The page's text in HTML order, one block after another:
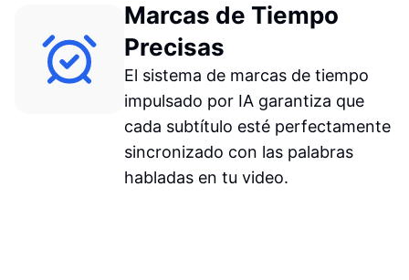
Marcas de Tiempo
Precisas
El sistema de marcas de tiempo
impulsado por IA garantiza que
cada subtítulo esté perfectamente
sincronizado con las palabras
habladas en tu video.